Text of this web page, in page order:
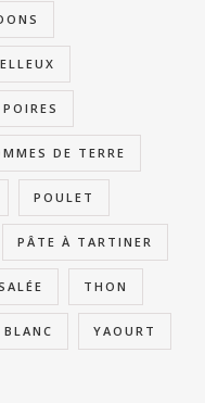
POIRES
DE TERRE
POULET
PÂTE À TARTINER
THON
YAOURT